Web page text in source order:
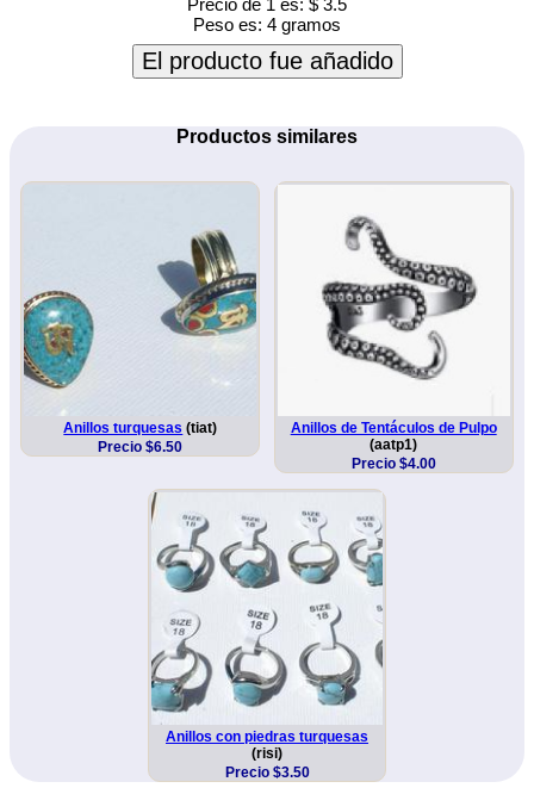
Peso es: 4 gramos
El producto fue añadido
Productos similares
Anillos turquesas (tiat)
Precio $6.50
Anillos de Tentáculos de Pulpo
(aatp1)
Precio $4.00
Anillos con piedras turquesas
(risi)
Precio $3.50